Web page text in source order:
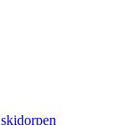
skidorpen